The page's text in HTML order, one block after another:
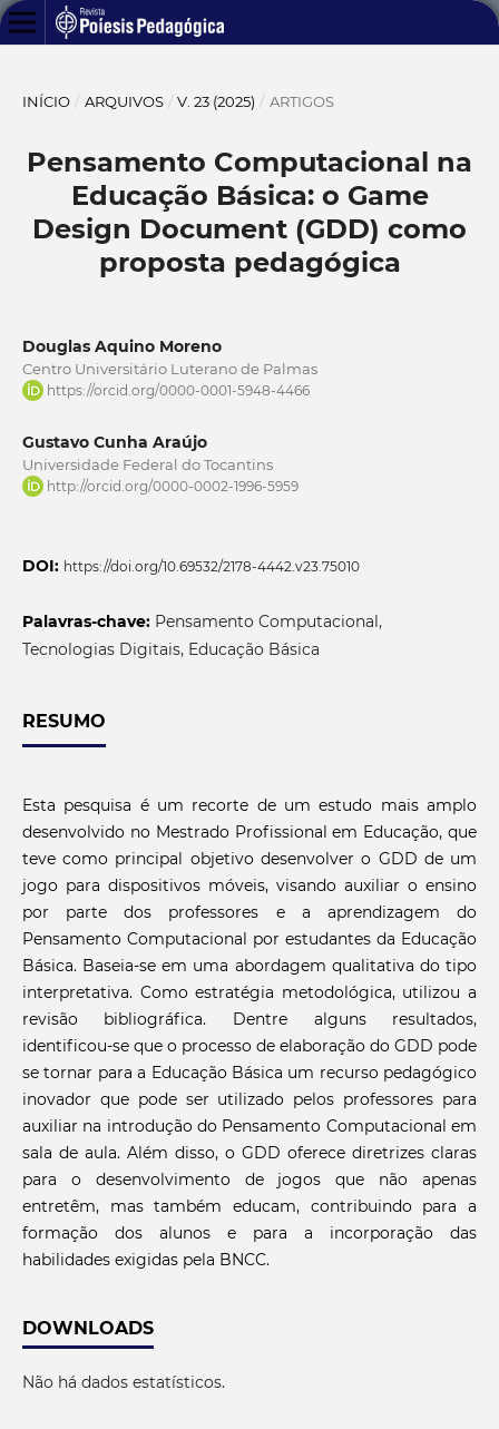
INÍCIO / ARQUIVOS / V. 23 (2025) / ARTIGOS
Pensamento Computacional na
Educação Básica: o Game
Design Document (GDD) como
proposta pedagógica
Douglas Aquino Moreno
Centro Universitário Luterano de Palmas
https://orcid.org/0000-0001-5948-4466
Gustavo Cunha Araújo
Universidade Federal do Tocantins
http://orcid.org/0000-0002-1996-5959
DOI: https://doi.org/10.69532/2178-4442.v23.75010
Palavras-chave: Pensamento Computacional,
Tecnologias Digitais, Educação Básica
RESUMO
Esta pesquisa é um recorte de um estudo mais amplo
desenvolvido no Mestrado Profissional em Educação, que
teve como principal objetivo desenvolver o GDD de um
jogo para dispositivos móveis, visando auxiliar o ensino
por parte dos professores e a aprendizagem do
Pensamento Computacional por estudantes da Educação
Básica. Baseia-se em uma abordagem qualitativa do tipo
interpretativa. Como estratégia metodológica, utilizou a
revisão bibliográfica. Dentre alguns resultados,
identificou-se que o processo de elaboração do GDD pode
se tornar para a Educação Básica um recurso pedagógico
inovador que pode ser utilizado pelos professores para
auxiliar na introdução do Pensamento Computacional em
sala de aula. Além disso, o GDD oferece diretrizes claras
para o desenvolvimento de jogos que não apenas
entretêm, mas também educam, contribuindo para a
formação dos alunos e para a incorporação das
habilidades exigidas pela BNCC.
DOWNLOADS
Não há dados estatísticos.